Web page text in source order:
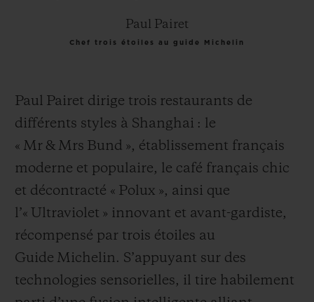
Paul Pairet
Chef trois étoiles au guide Michelin
Paul Pairet dirige trois restaurants de
différents styles à Shanghai : le
« Mr & Mrs Bund », établissement français
moderne et populaire, le café français chic
et décontracté « Polux », ainsi que
l’« Ultraviolet » innovant et avant-gardiste,
récompensé par trois étoiles au
Guide Michelin. S’appuyant sur des
technologies sensorielles, il tire habilement